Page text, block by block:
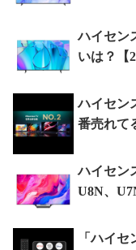
ハイセン
いは？【
ハイセン
番売れて
ハイセン
U8N、
「ハイ